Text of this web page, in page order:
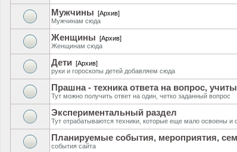
Мужчины [Архив]
Мужчинам сюда
Женщины [Архив]
Женщинам сюда
Дети [Архив]
руки и гороскопы детей добавляем сюда
Прашна - техника ответа на вопрос,
Тут можно получить ответ на один, четко заданный вопрос
Экспериментальный раздел
Тут отрабатываются техники, которые еще мало освоены и
Планируемые события, мероприятия,
события сайта